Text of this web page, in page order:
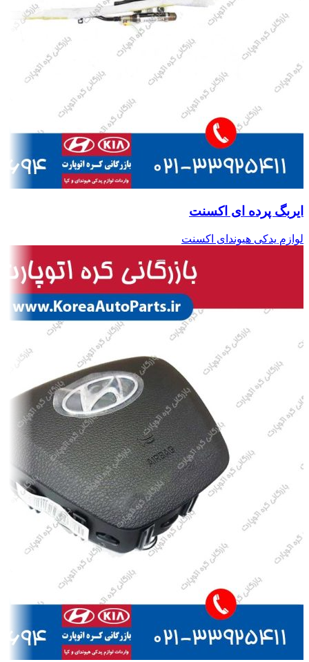
ایربگ پرده ای اکسنت
لوازم یدکی هیوندای اکسنت